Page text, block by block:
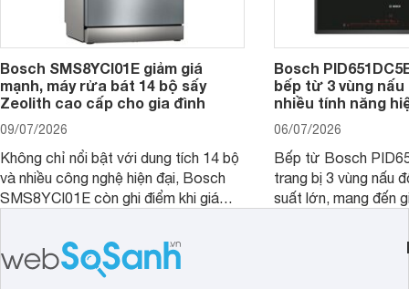
Bosch SMS8YCI01E giảm giá
mạnh, máy rửa bát 14 bộ sấy
Zeolith cao cấp cho gia đình
09/07/2026
Không chỉ nổi bật với dung tích 14 bộ
và nhiều công nghệ hiện đại, Bosch
SMS8YCI01E còn ghi điểm khi giá
thời điểm mới mở bán, mang lại tỷ lệ
giá trị/chi phí hấp dẫn hơn cho người
dùng đang tìm kiếm một mẫu máy rửa
Bosch
bếp từ 3 vùng
nhiều tính năng
06/07/2026
Bếp từ Bosch
trang bị 3 vùng nấu
suất lớn, mang đến